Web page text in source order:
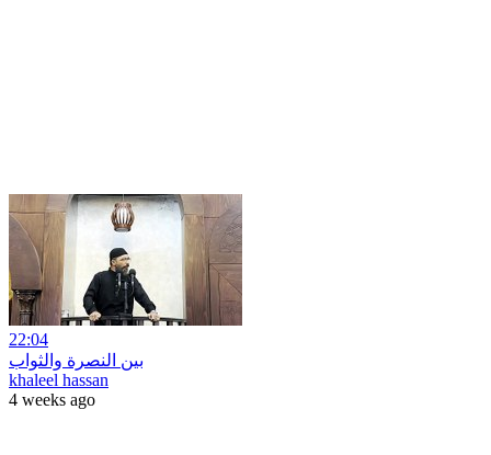
22:04
بين النصرة والثواب
khaleel hassan
4 weeks ago